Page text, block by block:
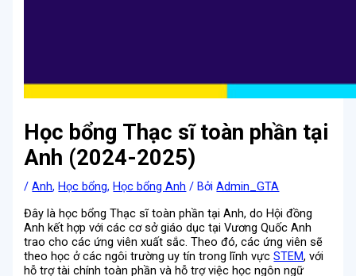
Học bổng Thạc sĩ toàn phần tại
Anh (2024-2025)
/Anh,Học bổng,Học bổng Anh / BởiAdmin_GTA
Đây là học bổng Thạc sĩ toàn phần tại Anh, do Hội đồng
Anh kết hợp với các cơ sở giáo dục tại Vương Quốc Anh
trao cho các ứng viên xuất sắc. Theo đó, các ứng viên sẽ
theo học ở các ngôi trường uy tín trong lĩnh vựcSTEM, với
hỗ trợ tài chính toàn phần và hỗ trợ việc học ngôn ngữ